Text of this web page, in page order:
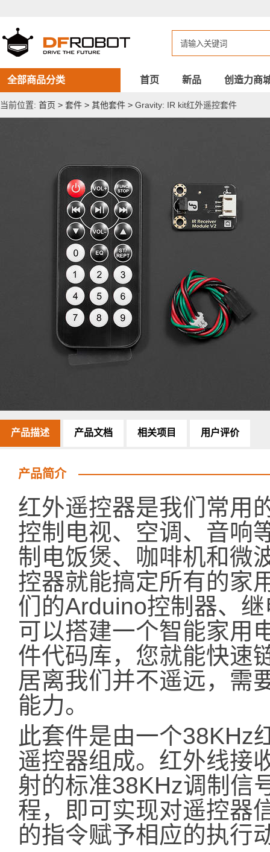
kit
红
外
遥
控
套
件
全部商品分类 首页 新品 创造力商
当前位置: 首页 > 套件 > 其他套件 > Gravity: IR kit红外遥控套件
产品描述 产品文档 相关项目 用户评价
产品简介
红外遥控器是我们常用
控制电视、空调、音响
制电饭煲、咖啡机和微
控器就能搞定所有的家
们的Arduino控制器、
可以搭建一个智能家用
件代码库，您就能快速
居离我们并不遥远，需
能力。
此套件是由一个38KHz
遥控器组成。红外线接
射的标准38KHz调制信
程，即可实现对遥控器
的指令赋予相应的执行